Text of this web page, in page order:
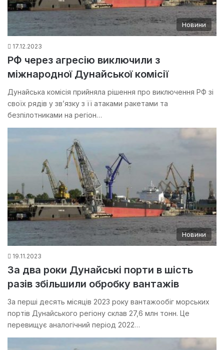
Новини
17.12.2023
РФ через агресію виключили з
міжнародної Дунайської комісії
Дунайська комісія прийняла рішення про виключення РФ зі
своїх рядів у зв’язку з її атаками ракетами та
безпілотниками на регіон…
Новини
19.11.2023
За два роки Дунайські порти в шість
разів збільшили обробку вантажів
За перші десять місяців 2023 року вантажообіг морських
портів Дунайського регіону склав 27,6 млн тонн. Це
перевищує аналогічний період 2022…